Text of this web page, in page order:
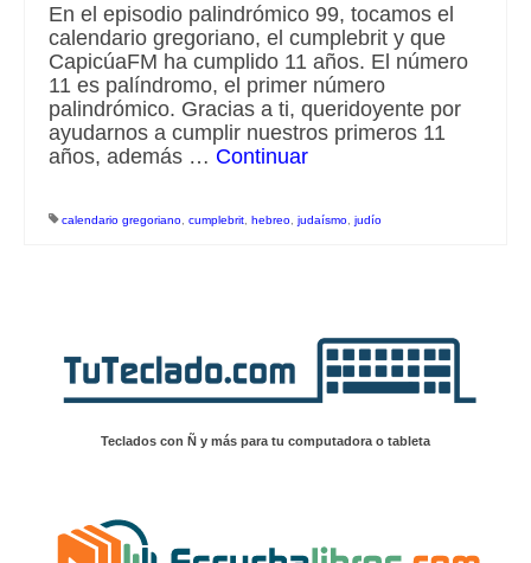
Advertising
En el episodio palindrómico 99, tocamos el
calendario gregoriano, el cumplebrit y que
CapicúaFM ha cumplido 11 años. El número
11 es palíndromo, el primer número
palindrómico. Gracias a ti, queridoyente por
ayudarnos a cumplir nuestros primeros 11
años, además … Continuar
calendario gregoriano cumplebrit hebreo judaísmo judío
Teclados con Ñ y más para tu computadora o tableta